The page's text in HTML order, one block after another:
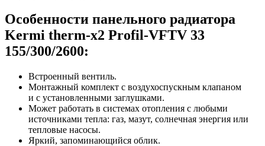
Особенности панельного радиатора
Kermi therm-x2 Profil-VFTV 33
155/300/2600:
Встроенный вентиль.
Монтажный комплект с воздухоспускным клапаном
и с установленными заглушками.
Может работать в системах отопления с любыми
источниками тепла: газ, мазут, солнечная энергия или
тепловые насосы.
Яркий, запоминающийся облик.